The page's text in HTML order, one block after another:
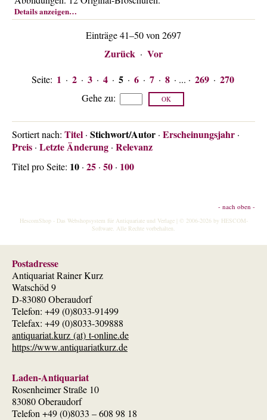
Details anzeigen…
Einträge 41–50 von 2697
Zurück · Vor
Seite: 1 · 2 · 3 · 4 · 5 · 6 · 7 · 8 · ... · 269 · 270
Gehe zu:
Sortiert nach: Titel · Stichwort/Autor · Erscheinungsjahr ·
Preis · Letzte Änderung · Relevanz
Titel pro Seite: 10 · 25 · 50 · 100
- nach oben -
HescomShop- Das Webshopsystem für Antiquariate und Verlage | © 2006-2026 by HESCOM-
Software. Alle Rechte vorbehalten.
Postadresse
Antiquariat Rainer Kurz
Watschöd 9
D-83080 Oberaudorf
Telefon: +49 (0)8033-91499
Telefax: +49 (0)8033-309888
antiquariat.kurz (at) t-online.de
https://www.antiquariatkurz.de
Laden-Antiquariat
Rosenheimer Straße 10
83080 Oberaudorf
Telefon +49 (0)8033 – 608 98 18